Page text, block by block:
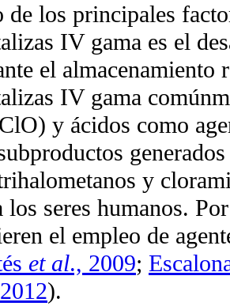
de los principales
IV gama es el
el
IV gama
y ácidos como
y
los seres humanos.
el empleo de
et al., 2009;
).